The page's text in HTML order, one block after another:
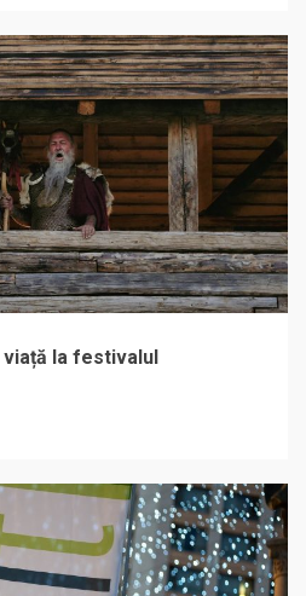
la festivalul